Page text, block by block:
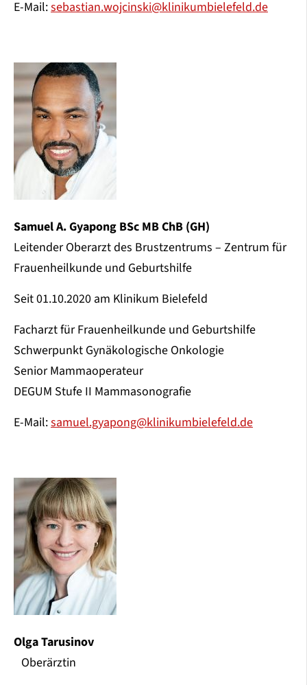
E-Mail:sebastian.wojcinski@klinikumbielefeld.de
Samuel A. Gyapong BSc MB ChB (GH)
Leitender Oberarzt des Brustzentrums – Zentrum für
Frauenheilkunde und Geburtshilfe
Seit 01.10.2020 am Klinikum Bielefeld
Facharzt für Frauenheilkunde und Geburtshilfe
Schwerpunkt Gynäkologische Onkologie
Senior Mammaoperateur
DEGUM Stufe II Mammasonografie
E-Mail:samuel.gyapong@klinikumbielefeld.de
Olga Tarusinov
Oberärztin